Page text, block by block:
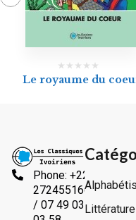
Le royaume du
Phone: +225
2724551666
/ 07 49 03 Littérature